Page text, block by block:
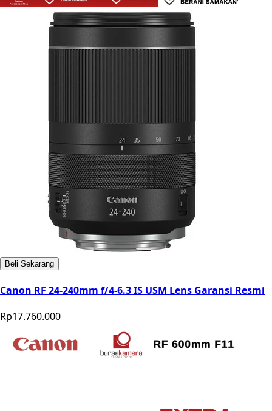
Beli Sekarang
Canon RF 24-240mm f/4-6.3 IS USM Lens Garansi Resmi
Rp17.760.000